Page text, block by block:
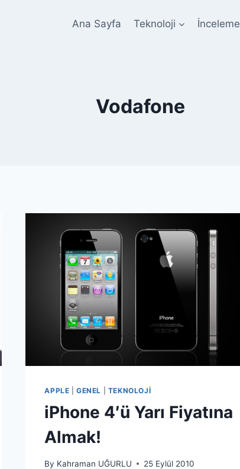
Ana Sayfa Teknoloji İnceleme
Vodafone
APPLE |GENEL TEKNOLOJI
iPhone 4′ü Yarı Fiyatına
Almak!
By Kahraman UĞURLU 25 Eylül 2010